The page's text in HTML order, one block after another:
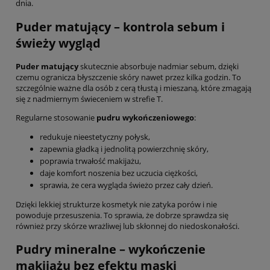
dnia.
Puder matujący– kontrola sebum i
świeży wygląd
Puder matującyskutecznie absorbuje nadmiar sebum, dzięki
czemu ogranicza błyszczenie skóry nawet przez kilka godzin. To
szczególnie ważne dla osób z cerą tłustą i mieszaną, które zmagają
się z nadmiernym świeceniem w strefie T.
Regularne stosowanie pudru wykończeniowego:
redukuje nieestetyczny połysk,
zapewnia gładką i jednolitą powierzchnię skóry,
poprawia trwałość makijażu,
daje komfort noszenia bez uczucia ciężkości,
sprawia, że cera wygląda świeżo przez cały dzień.
Dzięki lekkiej strukturze kosmetyk nie zatyka porów i nie
powoduje przesuszenia. To sprawia, że dobrze sprawdza się
również przy skórze wrażliwej lub skłonnej do niedoskonałości.
Pudry mineralne – wykończenie
makijażu bez efektu maski